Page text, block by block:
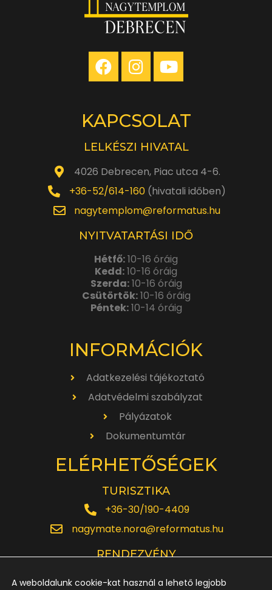
KAPCSOLAT
LELKÉSZI HIVATAL
4026 Debrecen, Piac utca 4-6.
+36-52/614-160(hivatali időben)
nagytemplom@reformatus.hu
NYITVATARTÁSI IDŐ
Hétfő:10-16 óráig
Kedd:10-16 óráig
Szerda:10-16 óráig
Csütörtök:10-16 óráig
Péntek:10-14 óráig
INFORMÁCIÓK
Adatkezelési tájékoztató
Adatvédelmi szabályzat
Pályázatok
Dokumentumtár
ELÉRHETŐSÉGEK
TURISZTIKA
+36-30/190-4409
nagymate.nora@reformatus.hu
RENDEZVÉNY
A weboldalunk cookie-kat használ a lehető legjobb